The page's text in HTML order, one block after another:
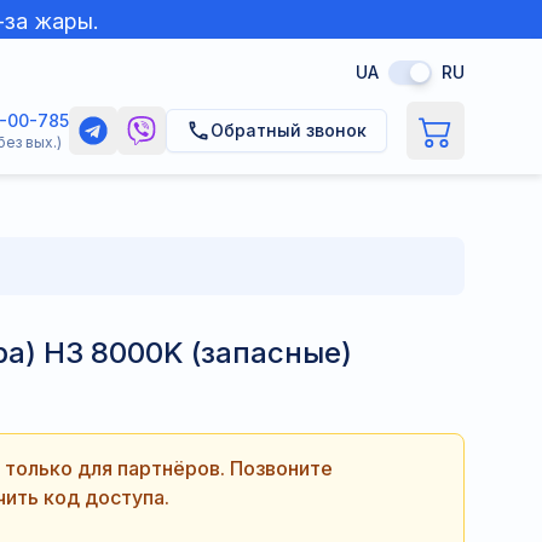
за жары.
UA RU
00-785
вых.)
Обратный звонок
H3 8000K (запасные)
для партнёров. Позвоните
код доступа.